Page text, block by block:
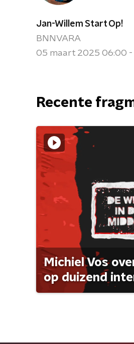
Jan-Willem Start Op!
BNNVARA
05 maart 2025 06:00 -
Recente
Michiel Vos
op duizend